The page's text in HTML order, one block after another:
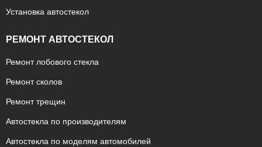
Установка автостекол
РЕМОНТ АВТОСТЕКОЛ
Ремонт лобового стекла
Ремонт сколов
Ремонт трещин
Автостекла по производителям
Автостекла по моделям автомобилей